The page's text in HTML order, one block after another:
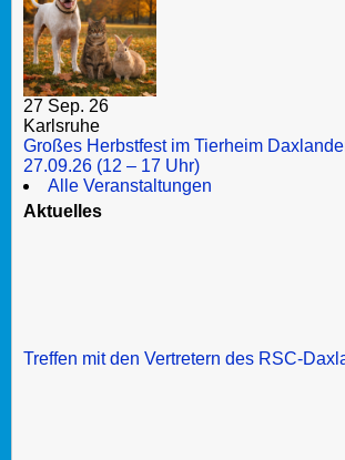
27 Sep. 26
Karlsruhe
Großes Herbstfest im Tierheim
27.09.26 (12 – 17 Uhr)
Alle Veranstaltungen
Aktuelles
Treffen mit den Vertretern des RSC-